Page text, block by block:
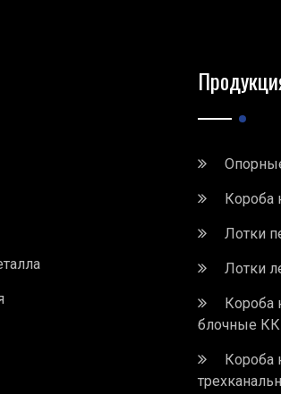
Короба
Лотки
Лотки
Короба
блочные
Короба